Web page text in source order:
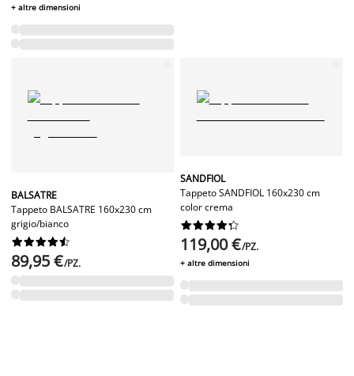
+ altre dimensioni
BALSATRE
Tappeto BALSATRE 160x230 cm
grigio/bianco






89,95 €/PZ.
SANDFIOL
Tappeto SANDFIOL 160x230 cm
color crema






119,00 €/PZ.
+ altre dimensioni